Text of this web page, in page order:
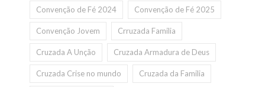
Convenção de Fé 2024 Convenção de Fé 2025
Convenção Jovem Crruzada Familia
Cruzada A Unção Cruzada Armadura de Deus
Cruzada Crise no mundo Cruzada da Familia